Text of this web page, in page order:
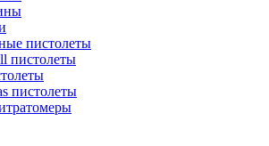
пистолеты
пистолеты
пистолеты